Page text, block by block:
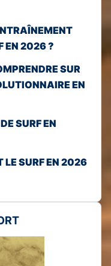
EN 2026 ?
SUR
EN
SURF EN
LE SURF EN 2026